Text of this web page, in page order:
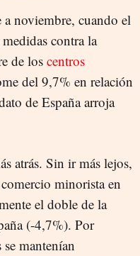
noviembre, cuando el
contra la
de loscentros
del 9,7% en relación
de España arroja
atrás. Sin ir más lejos,
minorista en
el doble de la
(-4,7%). Por
mantenían